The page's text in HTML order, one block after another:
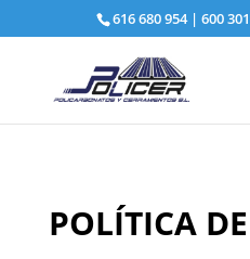
616 680 954|600
POLÍTICA